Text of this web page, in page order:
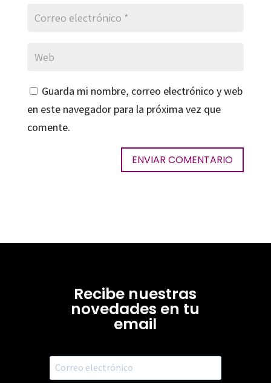
Guarda mi nombre, correo electrónico y web
en este navegador para la próxima vez que
comente.
Recibe nuestras
novedades en tu
email